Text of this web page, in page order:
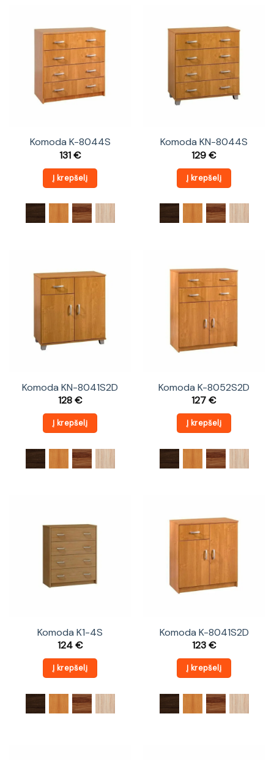
Komoda K-8044S
131€
Į krepšelį
Komoda KN-8044S
129€
Į krepšelį
Komoda KN-8041S2D
128€
Į krepšelį
Komoda K-8052S2D
127€
Į krepšelį
Komoda K1-4S
124€
Į krepšelį
Komoda K-8041S2D
123€
Į krepšelį